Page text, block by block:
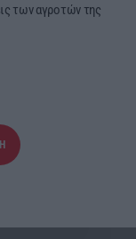
των αγροτών της